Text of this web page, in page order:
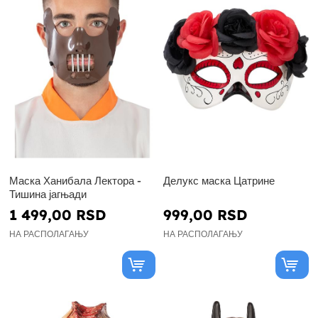
Маска Ханибала Лектора -
Тишина јагњади
1 499,00 RSD
НА РАСПОЛАГАЊУ
Делукс маска Цатрине
999,00 RSD
НА РАСПОЛАГАЊУ